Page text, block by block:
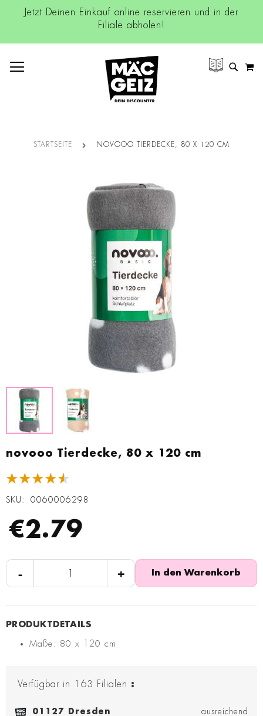
Jetzt Deinen Einkauf online reservieren und in der
Filiale abholen!
SUCHE
STARTSEITE NOVOOO TIERDECKE, 80 X 120 CM
novooo Tierdecke, 80 x 120 cm
★★★★★
SKU 0060006298
€2.79
- + In den Warenkorb
Maße: 80 x 120 cm
Verfügbar in 163 Filialen :
01127 Dresden
ausreichend
Anfang
Bildgalerie